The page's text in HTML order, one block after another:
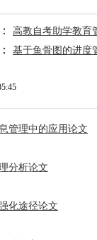
高教自考助学教育
基于鱼骨图的进度
管理中的应用论文
分析论文
化途径论文